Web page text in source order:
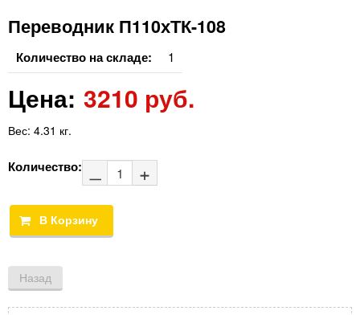
Переводник П110хТК-108
Количество на складе: 1
Цена: 3210 руб.
Вес: 4.31 кг.
Количество: